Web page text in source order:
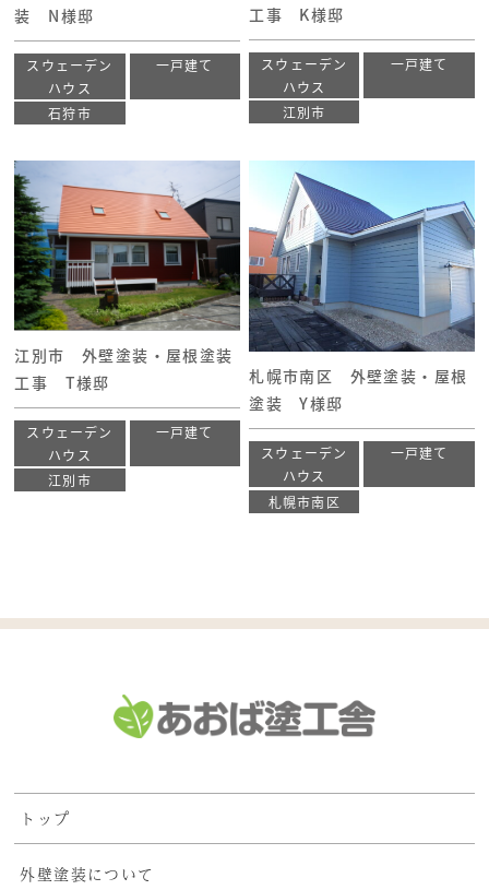
装 N様邸
スウェーデン
ハウス
一戸建て
石狩市
工事 K様邸
スウェーデン
ハウス
一戸建て
江別市
江別市 外壁塗装・屋根塗装
工事 T様邸
スウェーデン
ハウス
一戸建て
江別市
札幌市南区 外壁塗装・屋根
塗装 Y様邸
スウェーデン
ハウス
一戸建て
札幌市南区
トップ
外壁塗装について